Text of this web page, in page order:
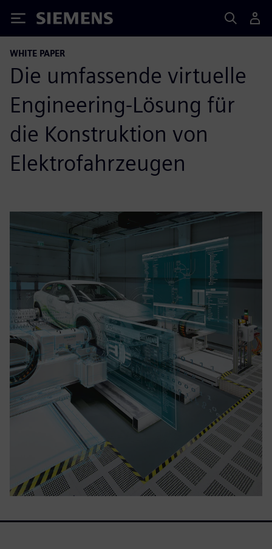
Siemens
WHITE PAPER
Die umfassende virtuelle
Engineering-Lösung für
die Konstruktion von
Elektrofahrzeugen